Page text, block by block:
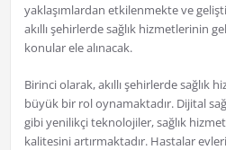
yaklaşımlardan etkilenmekte ve
akıllı şehirlerde sağlık hizmetlerinin
konular ele alınacak.
Birinci olarak, akıllı şehirlerde sağlık
büyük bir rol oynamaktadır. Dijital
gibi yenilikçi teknolojiler, sağlık
kalitesini artırmaktadır. Hastalar